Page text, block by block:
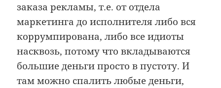
заказа рекламы, т.е. от отдела
маркетинга до исполнителя либо вся
коррумпирована, либо все идиоты
насквозь, потому что вкладываются
большие деньги просто в пустоту. И
там можно спалить любые деньги,